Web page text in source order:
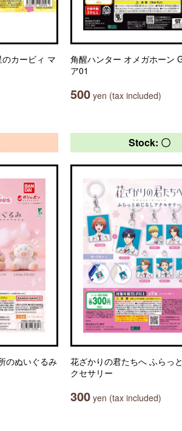
のカービィ マ
角醒ハンター オメガホーン
ア01
500 yen (tax included)
のぬいぐるみ
Stock: 〇
花ざかりの君たちへ ふらっ
クセサリー
300 yen (tax included)